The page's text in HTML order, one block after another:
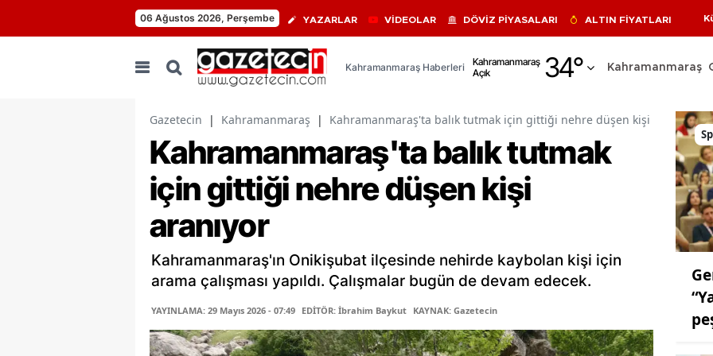
06 Ağustos 2026, Perşembe YAZARLAR VİDEOLAR DÖVİZ PİYASALARI ALTIN FİYATLARI
Kahramanmaraş Haberleri
Kahramanmaraş
Açık
34°
Adıyaman
Afyonkarahisar
Ağrı
Amasya
Ankara
Artvin
Aydın
Balıkesir
Kahramanmaraş
Gazetecin | Kahramanmaraş | Kahramanmaraş'ta balık tutmak için gittiği nehre düşen kişi aranıyor
Kahramanmaraş'ta balık tutmak
için gittiği nehre düşen kişi
aranıyor
Kahramanmaraş'ın Onikişubat ilçesinde nehirde kaybolan kişi için
arama çalışması yapıldı. Çalışmalar bugün de devam edecek.
YAYINLAMA: 29 Mayıs 2026 - 07:49 EDİTÖR: İbrahim Baykut KAYNAK: Gazetecin